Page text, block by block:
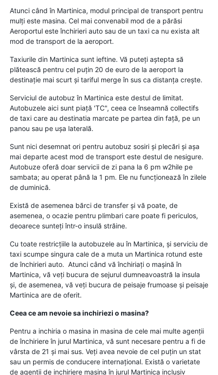
Atunci când în Martinica, modul principal de transport pentru
mulţi este masina. Cel mai convenabil mod de a părăsi
Aeroportul este închirieri auto sau de un taxi ca nu exista alt
mod de transport de la aeroport.
Taxiurile din Martinica sunt ieftine. Vă puteţi aştepta să
plătească pentru cel puţin 20 de euro de la aeroport la
destinaţie mai scurt şi tariful merge în sus ca distanţa creşte.
Serviciul de autobuz în Martinica este destul de limitat.
Autobuzele aici sunt piaţă 'TC", ceea ce înseamnă collectifs
de taxi care au destinatia marcate pe partea din faţă, pe un
panou sau pe uşa laterală.
Sunt nici desemnat ori pentru autobuz sosiri şi plecări şi aşa
mai departe acest mod de transport este destul de nesigure.
Autobuze oferă doar servicii de zi pana la 6 pm w2hile pe
sambata; au operat până la 1 pm. Ele nu funcţionează în zilele
de duminică.
Există de asemenea bărci de transfer şi vă poate, de
asemenea, o ocazie pentru plimbari care poate fi periculos,
deoarece sunteţi într-o insulă străine.
Cu toate restricţiile la autobuzele au în Martinica, şi serviciu de
taxi scumpe singura cale de a muta un Martinica rotund este
de închirieri auto. Atunci când vă închiriaţi o maşină în
Martinica, vă veţi bucura de sejurul dumneavoastră la insula
şi, de asemenea, vă veţi bucura de peisaje frumoase şi peisaje
Martinica are de oferit.
Ceea ce am nevoie sa inchiriezi o masina?
Pentru a inchiria o masina in masina de cele mai multe agenţii
de închiriere în jurul Martinica, vă sunt necesare pentru a fi de
vârsta de 21 şi mai sus. Veţi avea nevoie de cel puţin un stat
sau un permis de conducere internaţional. Există o varietate
de agentii de inchiriere masina în jurul Martinica inclusiv